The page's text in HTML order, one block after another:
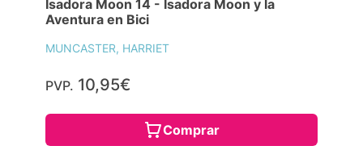
Isadora Moon 14 - Isadora Moon y la
Aventura en Bici
MUNCASTER, HARRIET
PVP. 10,95€
Comprar